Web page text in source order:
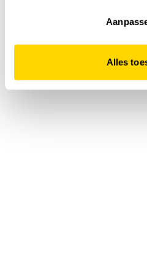
website niet optimaal
Alles